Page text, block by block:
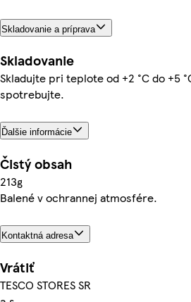
Skladovanie a príprava
Skladovanie
Skladujte pri teplote od +2 °C do +5
spotrebujte.
Ďalšie informácie
Čistý obsah
213g
Balené v ochrannej atmosfére.
Kontaktná adresa
Vrátiť
TESCO STORES SR